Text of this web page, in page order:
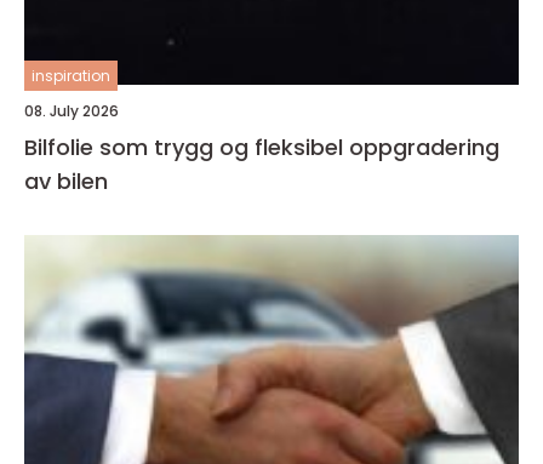
inspiration
08. July 2026
Bilfolie som trygg og fleksibel oppgradering
av bilen